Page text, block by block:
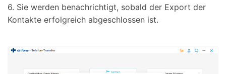
6. Sie werden benachrichtigt, sobald der Export der
Kontakte erfolgreich abgeschlossen ist.